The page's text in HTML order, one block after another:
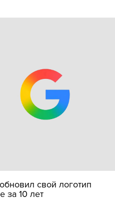
свой логотип
за 10 лет